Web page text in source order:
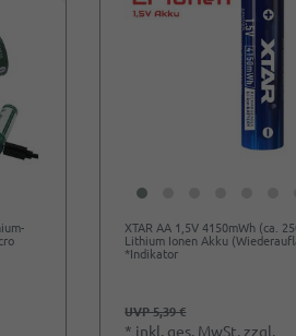
XTAR AA 1,5V 4150mWh (ca.
Lithium Ionen Akku
*Indikator
UVP 5,39 €
* inkl. ges. MwSt. zzgl.